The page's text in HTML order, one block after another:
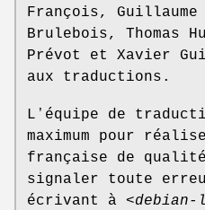
François,
Brulebois, Thomas
Prévot et Xavier
aux traductions.
Lʼéquipe de
maximum pour
française de
signaler toute
écrivant à <debian-